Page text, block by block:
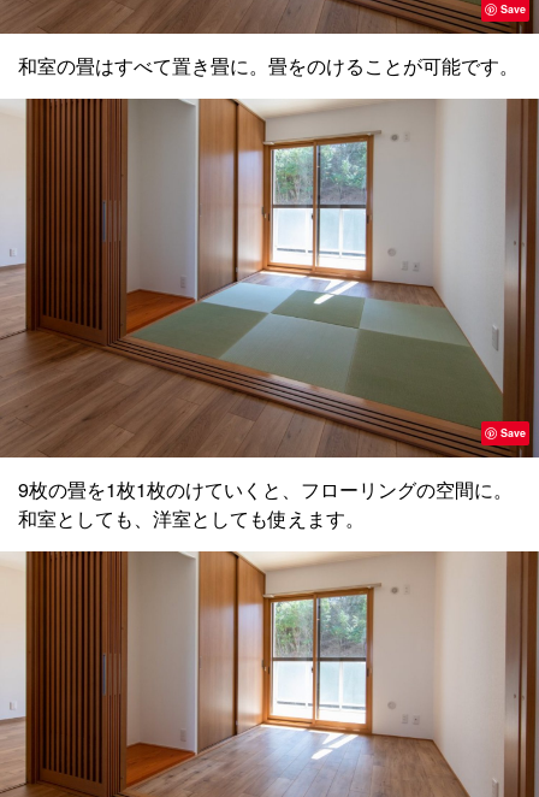
Save
和室の畳はすべて置き畳に。畳をのけることが可能です。
Save
9枚の畳を1枚1枚のけていくと、フローリングの空間に。
和室としても、洋室としても使えます。